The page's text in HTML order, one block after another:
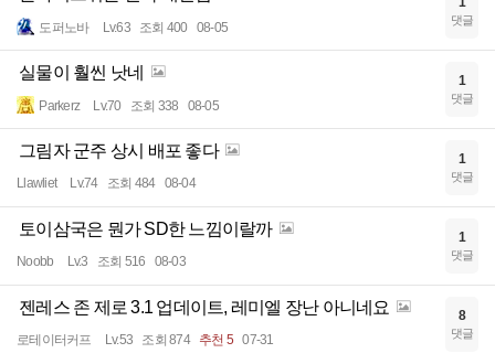
도퍼노바 Lv.63 조회 400 08-05 댓글
실물이 훨씬 낫네
Parkerz Lv.70 조회 338 08-05
1
댓글
그림자 군주 상시 배포 좋다
Llawliet Lv.74 조회 484 08-04
1
댓글
토이삼국은 뭔가 SD한 느낌이랄까
Noobb Lv.3 조회 516 08-03
1
댓글
젠레스 존 제로 3.1 업데이트, 레미엘 장난 아니네요
로테이터커프 Lv.53 조회 874 추천 5 07-31
8
댓글